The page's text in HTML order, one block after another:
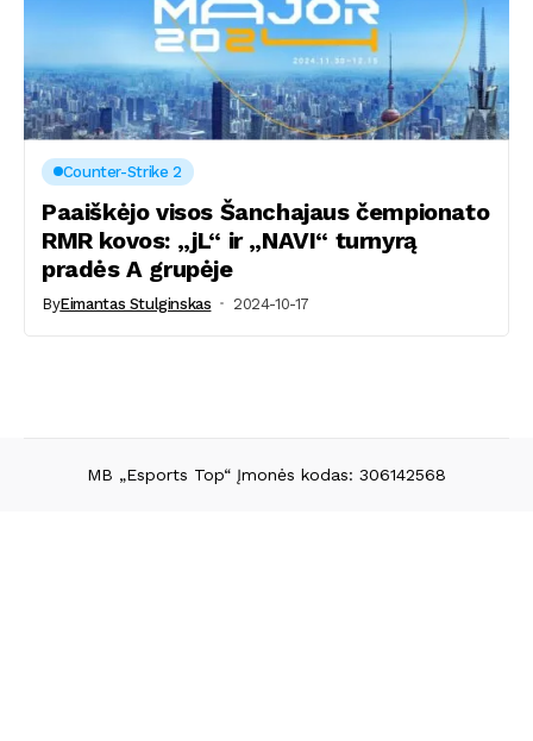
Counter-Strike 2
Paaiškėjo visos Šanchajaus čempionato
RMR kovos: „jL“ ir „NAVI“ turnyrą
pradės A grupėje
ByEimantas Stulginskas 2024-10-17
MB „Esports Top“ Įmonės kodas: 306142568